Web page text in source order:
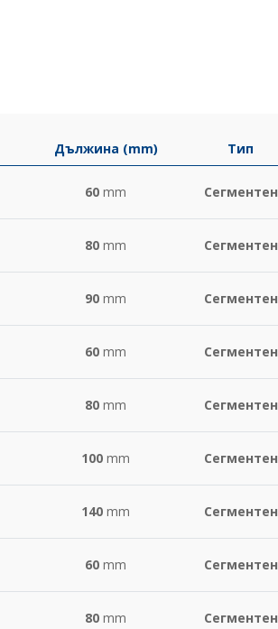
Дължина (mm) Тип
60 mm Сегментен
80 mm Сегментен
90 mm Сегментен
60 mm Сегментен
80 mm Сегментен
100 mm Сегментен
140 mm Сегментен
60 mm Сегментен
80 mm Сегментен